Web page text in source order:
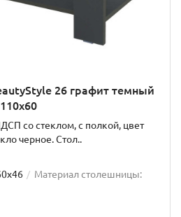
26 графит темный
со стеклом, с полкой, цвет
черное. Стол..
Материал столешницы: